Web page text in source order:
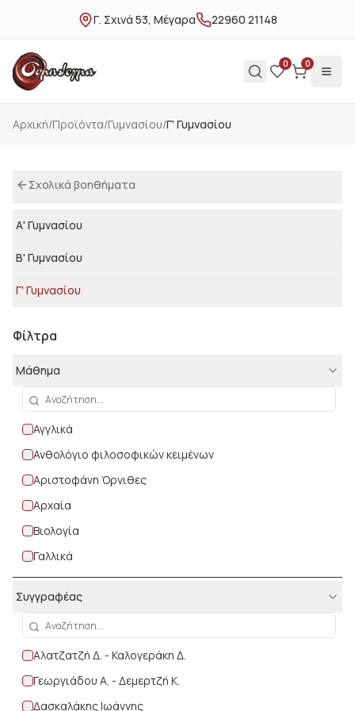
Γ. Σχινά 53, Μέγαρα 22960 21148
0 0
Αρχική/Προϊόντα/Γυμνασίου/Γ' Γυμνασίου
Σχολικά βοηθήματα
Α' Γυμνασίου
Β' Γυμνασίου
Γ' Γυμνασίου
Φίλτρα
Μάθημα
Αγγλικά
Ανθολόγιο φιλοσοφικών κειμένων
Αριστοφάνη Όρνιθες
Αρχαία
Βιολογία
Γαλλικά
Έκθεση
Ευριπίδη Ελένη
Θρησκευτικά
Ιστορία
Κείμενα Νεοελληνικής λογοτεχνίας
Συγγραφέας
Αλατζατζή Δ. - Καλογεράκη Δ.
Γεωργιάδου Α. - Δεμερτζή Κ.
Δασκαλάκης Ιωάννης